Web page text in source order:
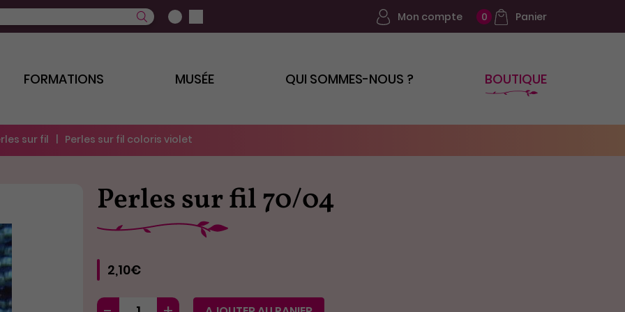
Mon compte 0 Panier
FORMATIONS MUSÉE QUI SOMMES-NOUS ? BOUTIQUE
sur fil Perles sur fil coloris violet
Perles sur fil 70/04
2,10€